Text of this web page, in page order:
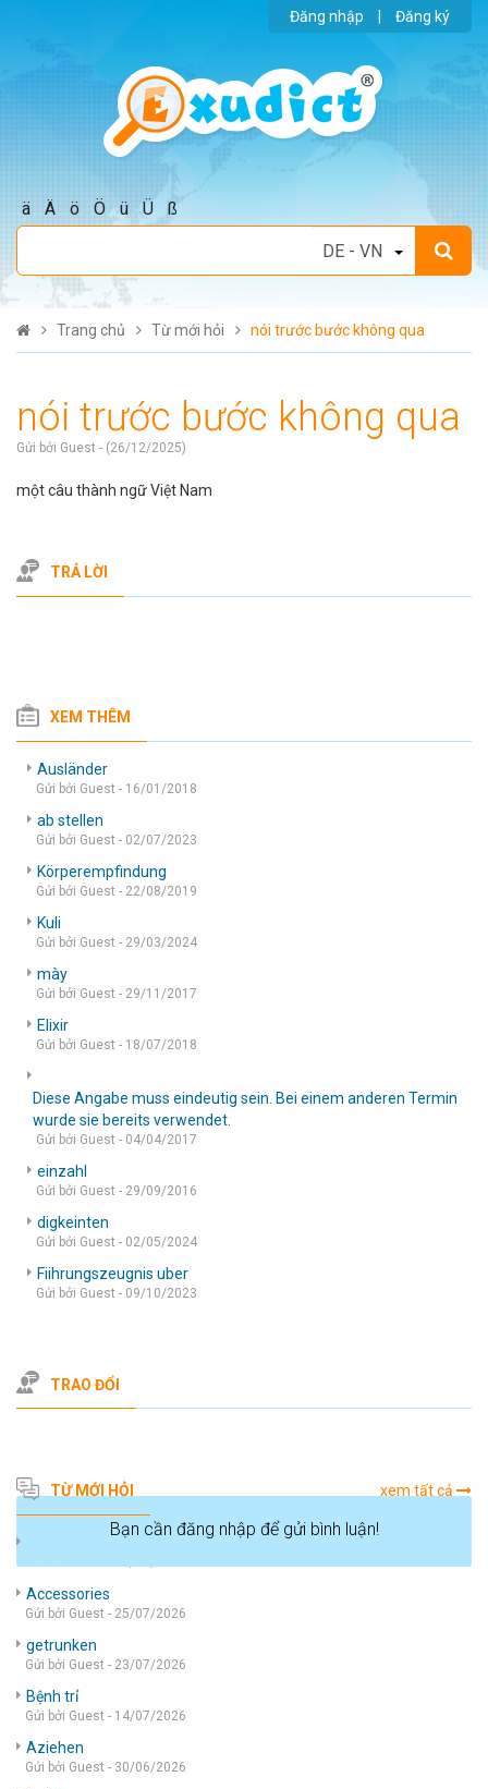
Đăng nhập Đăng ký
ä Ä ö Ö ü Ü ß
Trang chủ Từ mới hỏi nói trước bước không qua
nói trước bước không qua
Gửi bởi Guest - (26/12/2025)
một câu thành ngữ Việt Nam
TRẢ LỜI
XEM THÊM
Ausländer
Gửi bởi Guest - 16/01/2018
ab stellen
Gửi bởi Guest - 02/07/2023
Körperempfindung
Gửi bởi Guest - 22/08/2019
Kuli
Gửi bởi Guest - 29/03/2024
mày
Gửi bởi Guest - 29/11/2017
Elixir
Gửi bởi Guest - 18/07/2018
Diese Angabe muss eindeutig sein. Bei einem anderen Termin
wurde sie bereits verwendet.
Gửi bởi Guest - 04/04/2017
einzahl
Gửi bởi Guest - 29/09/2016
digkeinten
Gửi bởi Guest - 02/05/2024
Fiihrungszeugnis uber
Gửi bởi Guest - 09/10/2023
TRAO ĐỔI
Bạn cần đăng nhập để gửi bình luận!
TỪ MỚI HỎI xem tất cả
Accessories
Gửi bởi Guest - 25/07/2026
getrunken
Gửi bởi Guest - 23/07/2026
Bệnh trỉ
Gửi bởi Guest - 14/07/2026
Aziehen
Gửi bởi Guest - 30/06/2026